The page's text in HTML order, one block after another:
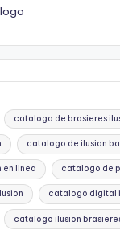
catalogo de brasieres
catalogo de ilusion
en linea catalogo de
catalogo digital
catalogo ilusion